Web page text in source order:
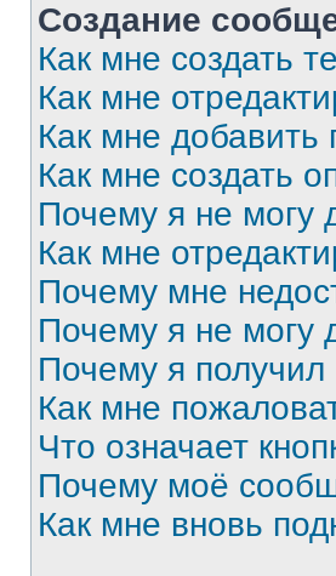
Создание
Как мне создать
Как мне
Как мне
Как мне создать
Почему я не могу
Как мне
Почему мне
Почему я не могу
Почему я
Как мне
Что означает
Почему моё
Как мне вновь